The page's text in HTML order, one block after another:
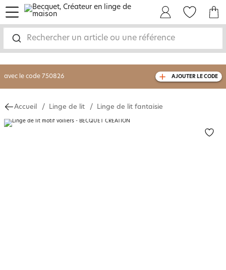
Rechercher un article ou une référence
menu
-30% sur votre commandedès 2 articles
livraison GRATUITEdès 110€ d'achat
avec le code 750826 AJOUTER LE CODE
Accueil Linge de lit Linge de lit fantaisie